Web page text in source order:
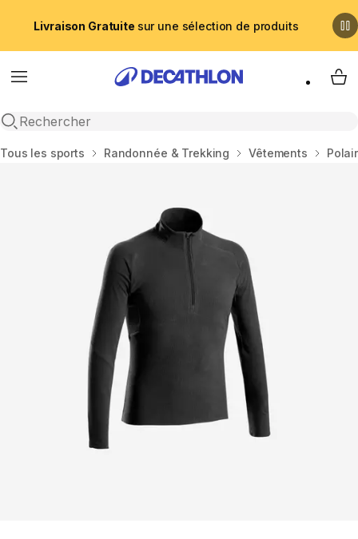
Livraison Gratuite sur une sélection de produits
Menu
Recherche ouverte
My
Accueil
Tous les sports Randonnée & Trekking Vêtements